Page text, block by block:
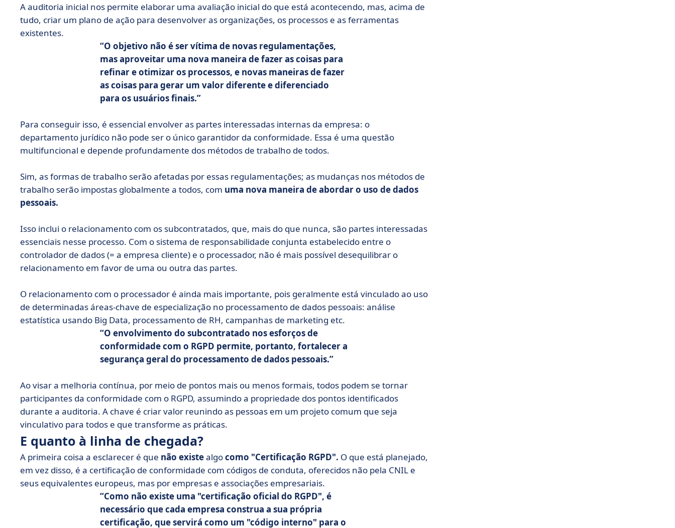
A auditoria inicial nos permite elaborar uma avaliação inicial do que está acontecendo, mas, acima de
tudo, criar um plano de ação para desenvolver as organizações, os processos e as ferramentas
existentes.
O objetivo não é ser vítima de novas regulamentações,
mas aproveitar uma nova maneira de fazer as coisas para
refinar e otimizar os processos, e novas maneiras de fazer
as coisas para gerar um valor diferente e diferenciado
para os usuários finais.
Para conseguir isso, é essencial envolver as partes interessadas internas da empresa: o
departamento jurídico não pode ser o único garantidor da conformidade. Essa é uma questão
multifuncional e depende profundamente dos métodos de trabalho de todos.
Sim, as formas de trabalho serão afetadas por essas regulamentações; as mudanças nos métodos de
trabalho serão impostas globalmente a todos, com uma nova maneira de abordar o uso de dados
pessoais.
Isso inclui o relacionamento com os subcontratados, que, mais do que nunca, são partes interessadas
essenciais nesse processo. Com o sistema de responsabilidade conjunta estabelecido entre o
controlador de dados (= a empresa cliente) e o processador, não é mais possível desequilibrar o
relacionamento em favor de uma ou outra das partes.
O relacionamento com o processador é ainda mais importante, pois geralmente está vinculado ao uso
de determinadas áreas-chave de especialização no processamento de dados pessoais: análise
estatística usando Big Data, processamento de RH, campanhas de marketing etc.
O envolvimento do subcontratado nos esforços de
conformidade com o RGPD permite, portanto, fortalecer a
segurança geral do processamento de dados pessoais.
Ao visar a melhoria contínua, por meio de pontos mais ou menos formais, todos podem se tornar
participantes da conformidade com o RGPD, assumindo a propriedade dos pontos identificados
durante a auditoria. A chave é criar valor reunindo as pessoas em um projeto comum que seja
vinculativo para todos e que transforme as práticas.
E quanto à linha de chegada?
A primeira coisa a esclarecer é que não existealgocomo "Certificação RGPD". O que está planejado,
em vez disso, é a certificação de conformidade com códigos de conduta, oferecidos não pela CNIL e
seus equivalentes europeus, mas por empresas e associações empresariais.
Como não existe uma "certificação oficial do RGPD", é
necessário que cada empresa construa a sua própria
certificação, que servirá como um "código interno" para o